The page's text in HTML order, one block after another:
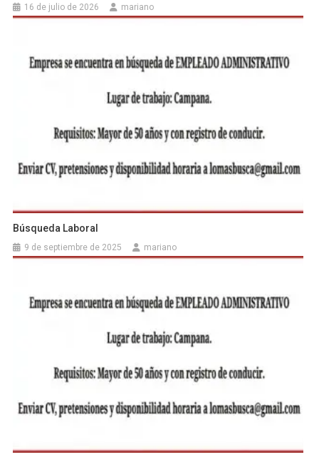
16 de julio de 2026 mariano
Búsqueda Laboral
9 de septiembre de 2025 mariano